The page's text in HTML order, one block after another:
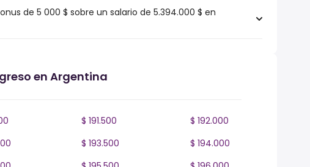
de 5 000 $ sobre un salario de 5.394.000 $ en
en Argentina
$ 191.500
$ 192.000
$ 193.500
$ 194.000